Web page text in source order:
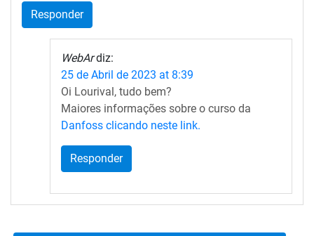
Responder
WebAr diz:
25 de Abril de 2023 at 8:39
Oi Lourival, tudo bem?
Maiores informações sobre o curso da
Danfoss clicando neste link.
Responder